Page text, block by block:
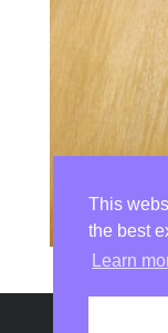
This
the best
Learn